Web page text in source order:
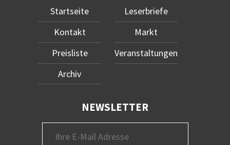
Startseite
Kontakt
Preisliste
Archiv
Leserbriefe
Markt
Veranstaltungen
NEWSLETTER